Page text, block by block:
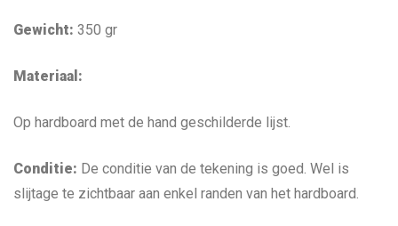
Gewicht: 350 gr
Materiaal:
Op hardboard met de hand geschilderde lijst.
Conditie: De conditie van de tekening is goed. Wel is
slijtage te zichtbaar aan enkel randen van het hardboard.